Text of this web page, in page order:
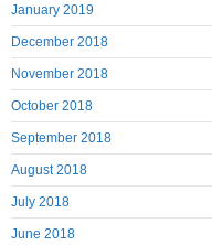
January 2019
December 2018
November 2018
October 2018
September 2018
August 2018
July 2018
June 2018